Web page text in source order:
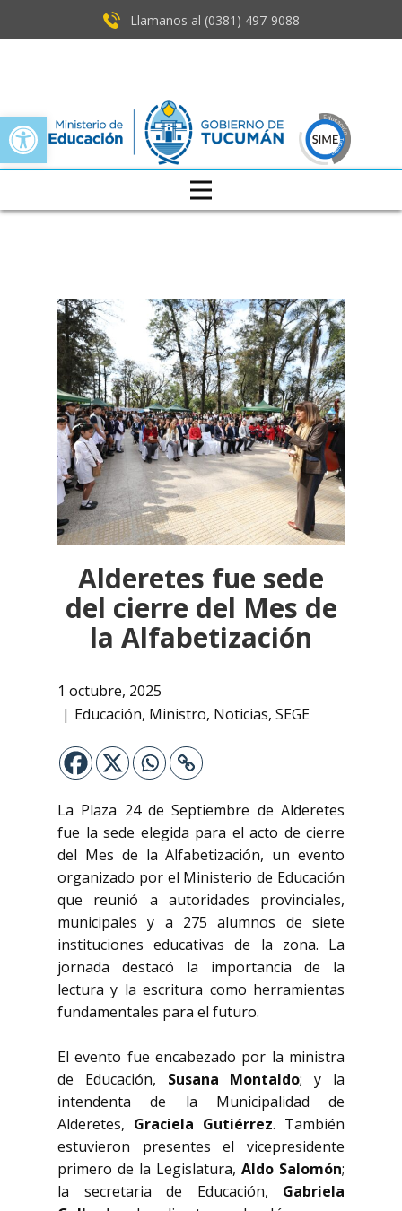
Open toolbar
Llamanos al (0381) ​497-9088
Alderetes fue sede
del cierre del Mes de
la Alfabetización
1 octubre, 2025
Educación, Ministro, Noticias, SEGE
La Plaza 24 de Septiembre de Alderetes
fue la sede elegida para el acto de cierre
del Mes de la Alfabetización, un evento
organizado por el Ministerio de Educación
que reunió a autoridades provinciales,
municipales y a 275 alumnos de siete
instituciones educativas de la zona. La
jornada destacó la importancia de la
lectura y la escritura como herramientas
fundamentales para el futuro.
El evento fue encabezado por la ministra
de Educación, Susana Montaldo; y la
intendenta de la Municipalidad de
Alderetes, Graciela Gutiérrez. También
estuvieron presentes el vicepresidente
primero de la Legislatura, Aldo Salomón;
la secretaria de Educación, Gabriela